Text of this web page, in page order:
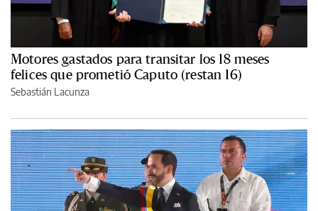
Motores gastados para transitar los 18 meses
felices que prometió Caputo (restan 16)
Sebastián Lacunza